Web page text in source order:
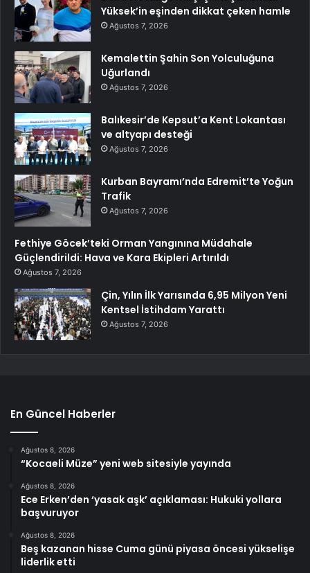
Yüksek’in eşinden dikkat çeken hamle
Ağustos 7, 2026
Kemalettin Şahin Son Yolculuğuna
Uğurlandı
Ağustos 7, 2026
Balıkesir’de Kepsut’a Kent Lokantası
ve altyapı desteği
Ağustos 7, 2026
Kurban Bayramı’nda Edremit’te Yoğun
Trafik
Ağustos 7, 2026
Fethiye Göcek’teki Orman Yangınına Müdahale
Güçlendirildi: Hava ve Kara Ekipleri Artırıldı
Ağustos 7, 2026
Çin, Yılın İlk Yarısında 6,95 Milyon Yeni
Kentsel İstihdam Yarattı
Ağustos 7, 2026
En Güncel Haberler
Ağustos 8, 2026
“Kocaeli Müze” yeni web sitesiyle yayında
Ağustos 8, 2026
Ece Erken’den ‘yasak aşk’ açıklaması: Hukuki yollara
başvuruyor
Ağustos 8, 2026
Beş kazanan hisse Cuma günü piyasa öncesi yükselişe
liderlik etti